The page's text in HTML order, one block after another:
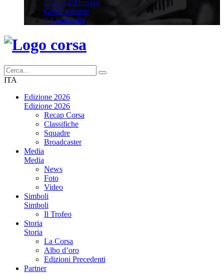
Il Giro d'Abruzzo
GranPiemonte
Il Lombardia
ITA
Edizione 2026
Edizione 2026
Recap Corsa
Classifiche
Squadre
Broadcaster
Media
Media
News
Foto
Video
Simboli
Simboli
Il Trofeo
Storia
Storia
La Corsa
Albo d’oro
Edizioni Precedenti
Partner